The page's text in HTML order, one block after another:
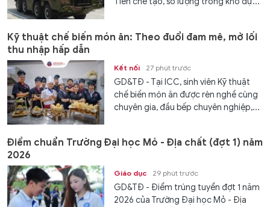
Kỹ thuật chế biến món ăn: Theo đuổi đam mê, mở lối
thu nhập hấp dẫn
Kết nối 27 phút trước
GD&TĐ - Tại ICC, sinh viên Kỹ thuật
chế biến món ăn được rèn nghề cùng
chuyên gia, đầu bếp chuyên nghiệp,...
Điểm chuẩn Trường Đại học Mỏ - Địa chất (đợt 1) năm
2026
Giáo dục 29 phút trước
GD&TĐ - Điểm trúng tuyển đợt 1 năm
2026 của Trường Đại học Mỏ - Địa